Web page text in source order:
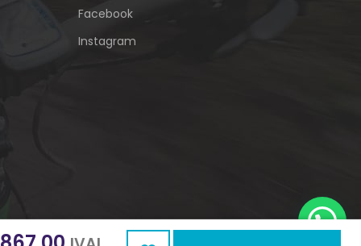
Facebook
Instagram